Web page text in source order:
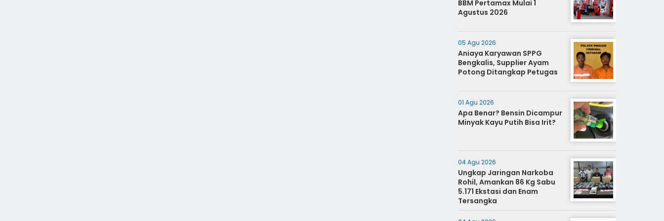
BBM Pertamax Mulai 1
Agustus 2026
05 Agu 2026
Aniaya Karyawan SPPG
Bengkalis, Supplier Ayam
Potong Ditangkap Petugas
01 Agu 2026
Apa Benar? Bensin Dicampur
Minyak Kayu Putih Bisa Irit?
04 Agu 2026
Ungkap Jaringan Narkoba
Rohil, Amankan 86 Kg Sabu
5.171 Ekstasi dan Enam
Tersangka